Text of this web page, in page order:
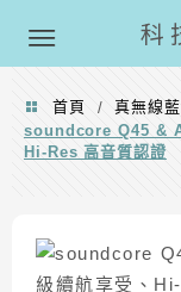
科
首頁 / 真無線
soundcore Q45 &
Hi-Res 高音質認證